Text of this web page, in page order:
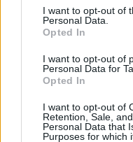
consent section.
I want to opt-out of
Personal Data.
Opted In
I want to opt-out of
Personal Data for
Opted In
I want to opt-out of
Retention, Sale,
Personal Data that
Purposes for which
Steinbrener/
láthatóvá
dernarmot•2012. január 14.
Christoph
művészduó